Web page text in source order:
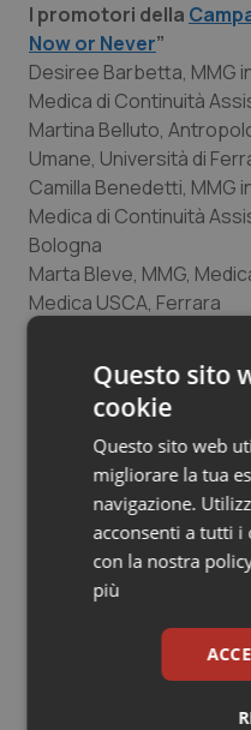
I promotori della
Now or Never”
Desiree Barbetta, MMG
Medica di Continuità
Martina Belluto,
Umane, Università di
Camilla Benedetti, MMG
Medica di Continuità
Bologna
Marta Bleve, MMG,
Medica USCA, Ferrara
Luigi Bracchitta, MMG in
MMG, Milano
Andrea Canini, MMG,
Valentina Cascini, MMG,
Alice Cicognani, MMG,
Antonino Davide
Assistenziale e Medico
Martina Consoloni,
Culture e Politiche del
Nicolò Fagioli, MMG in
Alienor Ferroni, MMG,
Questo sito
cookie
Questo sito web
migliorare la tua
navigazione.
acconsenti a tutti
con la nostra
più